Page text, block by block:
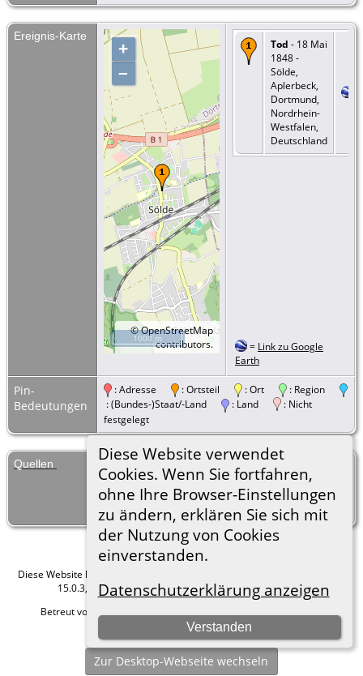
Diese Website verwendet
Cookies. Wenn Sie fortfahren,
ohne Ihre Browser-Einstellungen
zu ändern, erklären Sie sich mit
der Nutzung von Cookies
einverstanden.
Datenschutzerklärung anzeigen
Verstanden
Ereignis-Karte
+
–
©OpenStreetMap
contributors.
1000 m
Tod - 18 Mai
1848 -
Sölde,
Aplerbeck,
Dortmund,
Nordrhein-
Westfalen,
Deutschland
= Link zu Google
Earth
Pin-
Bedeutungen
: Adresse : Ortsteil : Ort
: Region
: (Bundes-)Staat/-Land
: Land
: Nicht
festgelegt
Quellen [S3] Ancestry.com, Germany, Select
Marriages, 1558-1929, (Name:
Ancestry.com Operations, Inc.; Location:
Provo, UT, USA; Date: 2014;).
Diese Website läuft mit
15.0.3, programmiert von Darrin Lythgoe © 2001-2026.
Betreut von
Hier geht es zum Impressum
Zur Desktop-Webseite wechseln